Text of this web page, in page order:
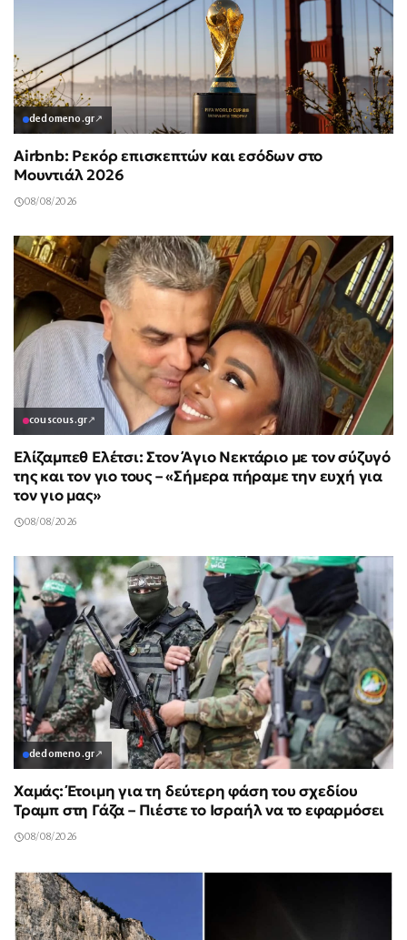
dedomeno.gr↗
Airbnb: Ρεκόρ επισκεπτών και εσόδων στο
Μουντιάλ 2026
08/08/2026
couscous.gr↗
Ελίζαμπεθ Ελέτσι: Στον Άγιο Νεκτάριο με τον σύζυγό
της και τον γιο τους – «Σήμερα πήραμε την ευχή για
τον γιο μας»
08/08/2026
dedomeno.gr↗
Χαμάς: Έτοιμη για τη δεύτερη φάση του σχεδίου
Τραμπ στη Γάζα – Πιέστε το Ισραήλ να το εφαρμόσει
08/08/2026